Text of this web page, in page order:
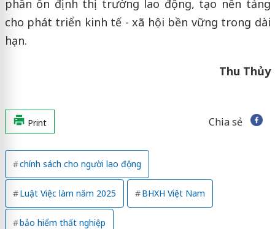
phần ổn định thị trường lao động, tạo nền tảng
cho phát triển kinh tế - xã hội bền vững trong dài
hạn.
Thu Thủy
Print Chia sẻ
chính sách cho người lao động
Luật Việc làm năm 2025 BHXH Việt Nam
bảo hiểm thất nghiệp